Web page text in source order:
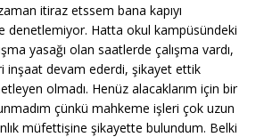
itiraz etssem bana kapıyı
denetlemiyor. Hatta okul kampüsündeki
yasağı olan saatlerde çalışma vardı,
inşaat devam ederdi, şikayet ettik
olmadı. Henüz alacaklarım için bir
çünkü mahkeme işleri çok uzun
müfettişine şikayette bulundum. Belki